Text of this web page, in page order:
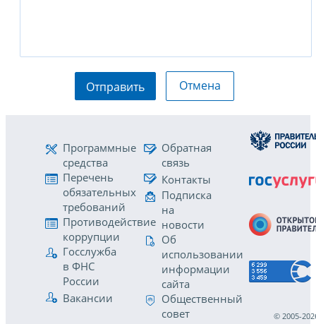
Отправить Отмена
Программные
средства
Перечень
обязательных
требований
Противодействие
коррупции
Госслужба
в ФНС
России
Вакансии
Обратная
связь
Контакты
Подписка
на
новости
Об
использовании
информации
сайта
Общественный
совет
© 2005-